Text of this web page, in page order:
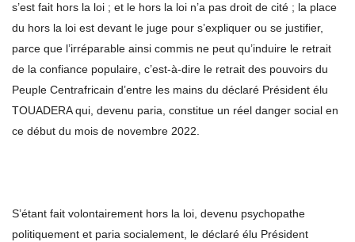
s’est fait hors la loi ; et le hors la loi n’a pas droit de cité ; la place
du hors la loi est devant le juge pour s’expliquer ou se justifier,
parce que l’irréparable ainsi commis ne peut qu’induire le retrait
de la confiance populaire, c’est-à-dire le retrait des pouvoirs du
Peuple Centrafricain d’entre les mains du déclaré Président élu
TOUADERA qui, devenu paria, constitue un réel danger social en
ce début du mois de novembre 2022.
S’étant fait volontairement hors la loi, devenu psychopathe
politiquement et paria socialement, le déclaré élu Président